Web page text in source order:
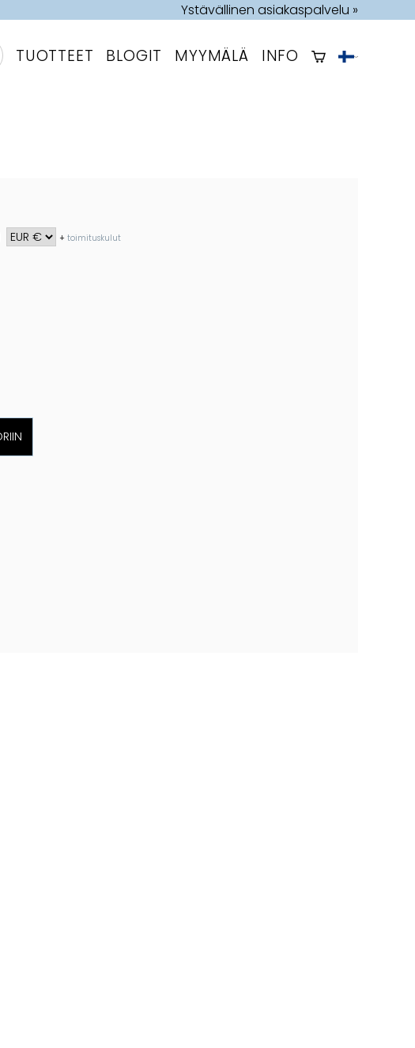
Ystävällinen asiakaspalvelu »
TUOTTEET BLOGIT MYYMÄLÄ INFO
+toimituskulut